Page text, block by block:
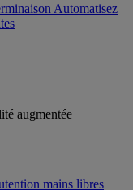
Automatisez
augmentée
mains libres